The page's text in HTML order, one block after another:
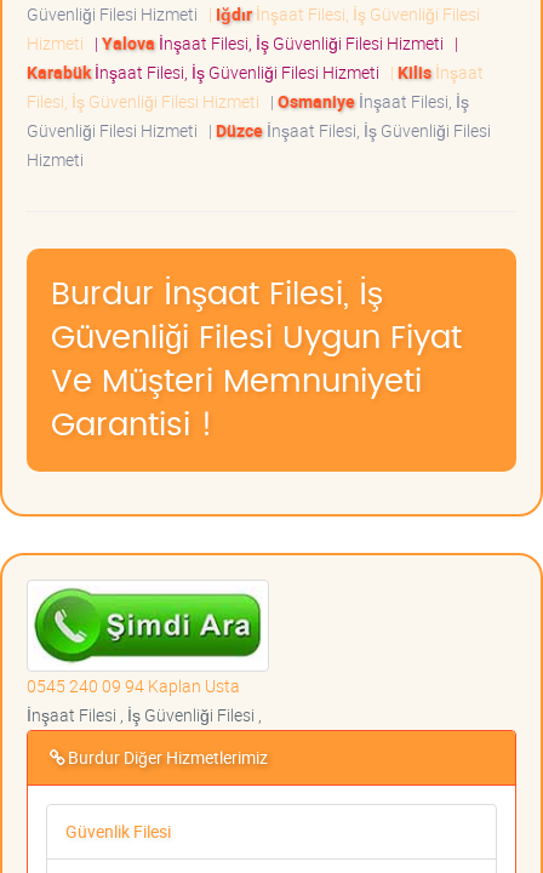
Güvenliği Filesi Hizmeti | Iğdırİnşaat Filesi, İş Güvenliği Filesi
Hizmeti | Yalova İnşaat Filesi, İş Güvenliği Filesi Hizmeti |
Karabükİnşaat Filesi, İş Güvenliği Filesi Hizmeti | Kilisİnşaat
Filesi, İş Güvenliği Filesi Hizmeti | Osmaniyeİnşaat Filesi, İş
Güvenliği Filesi Hizmeti | Düzceİnşaat Filesi, İş Güvenliği Filesi
Hizmeti
Burdur İnşaat Filesi, İş
Güvenliği Filesi Uygun Fiyat
Ve Müşteri Memnuniyeti
Garantisi !
0545 240 09 94 Kaplan Usta
İnşaat Filesi , İş Güvenliği Filesi ,
Burdur Diğer Hizmetlerimiz
Güvenlik Filesi